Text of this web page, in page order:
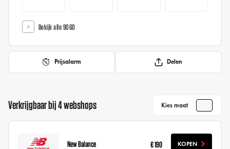
Bekijk alle 9060
Prijsalarm Delen
Verkrijgbaar bij 4 webshops Kies maat
New Balance € 190 KOPEN